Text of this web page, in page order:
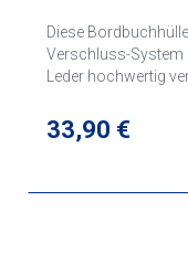
Diese
Verschluss-System
Leder hochwertig
Tankkarte,
Regulärer
33,90 €